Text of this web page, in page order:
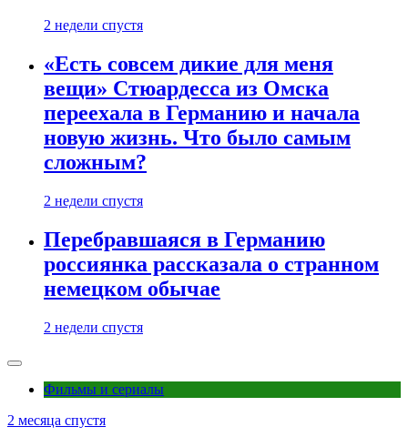
2 недели спустя
«Есть совсем дикие для меня
вещи» Стюардесса из Омска
переехала в Германию и начала
новую жизнь. Что было самым
сложным?
2 недели спустя
Перебравшаяся в Германию
россиянка рассказала о странном
немецком обычае
2 недели спустя
Фильмы и сериалы
2 месяца спустя